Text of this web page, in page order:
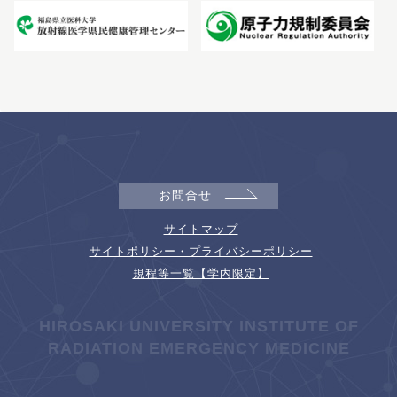
お問合せ
サイトマップ
サイトポリシー・プライバシーポリシー
規程等一覧【学内限定】
HIROSAKI UNIVERSITY INSTITUTE OF
RADIATION EMERGENCY MEDICINE